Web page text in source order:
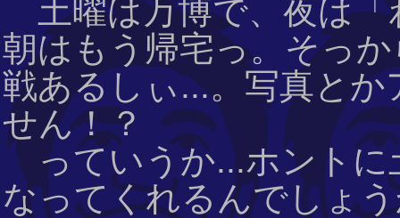
土曜は万博で、夜は「
朝はもう帰宅っ。そっ
戦あるしぃ...。写真と
せん！？
っていうか...ホントに
なってくれるんでしょ